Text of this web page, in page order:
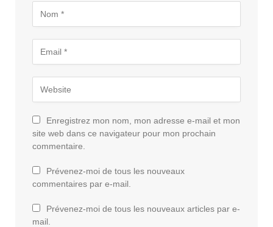
Enregistrez mon nom, mon adresse e-mail et mon
site web dans ce navigateur pour mon prochain
commentaire.
Prévenez-moi de tous les nouveaux
commentaires par e-mail.
Prévenez-moi de tous les nouveaux articles par e-
mail.